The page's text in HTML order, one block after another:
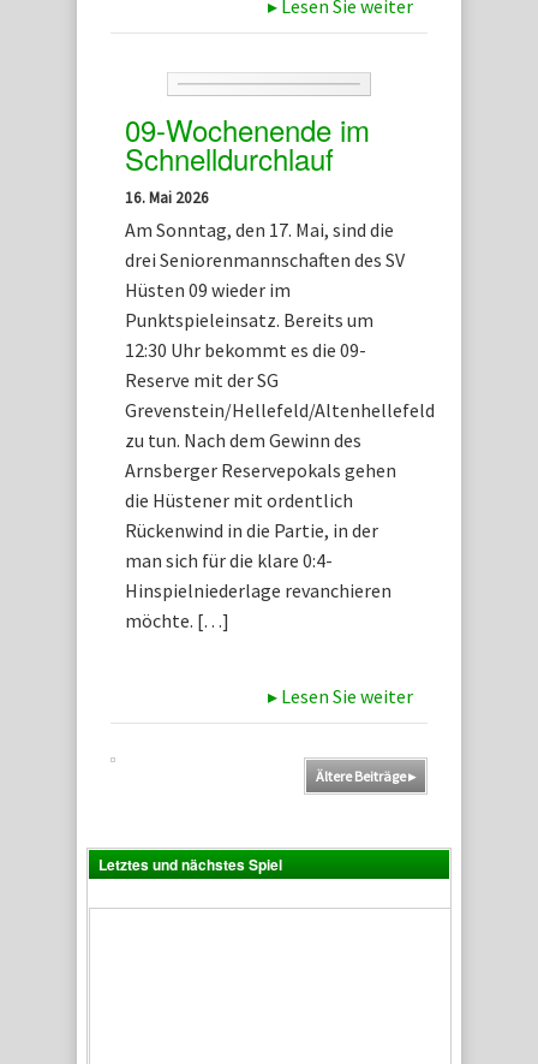
▸ Lesen Sie weiter
09-Wochenende im
Schnelldurchlauf
16. Mai 2026
Am Sonntag, den 17. Mai, sind die
drei Seniorenmannschaften des SV
Hüsten 09 wieder im
Punktspieleinsatz. Bereits um
12:30 Uhr bekommt es die 09-
Reserve mit der SG
Grevenstein/Hellefeld/Altenhellefeld
zu tun. Nach dem Gewinn des
Arnsberger Reservepokals gehen
die Hüstener mit ordentlich
Rückenwind in die Partie, in der
man sich für die klare 0:4-
Hinspielniederlage revanchieren
möchte. […]
▸ Lesen Sie weiter
Ältere Beiträge▸
Letztes und nächstes Spiel